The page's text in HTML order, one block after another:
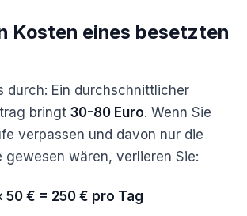
Kosten eines besetzten
durch: Ein durchschnittlicher
bringt 30-80 Euro. Wenn Sie
verpassen und davon nur die
gewesen wären, verlieren Sie:
50 € = 250 € pro Tag